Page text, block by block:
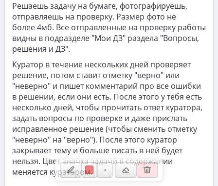
ДЗ с куратором (показательные)
5. Логарифмические неравенства
ДЗ с куратором (логарифмы)
6. Логарифмы с переменным основанием и
метод рационализации
Решаешь задачу на бумаге, фотографируешь,
отправляешь на проверку. Размер фото не
более 4мб. Все отправленные на проверку работы
видны в подразделе "Мои ДЗ" раздела "Вопросы,
решения и ДЗ".
Куратор в течение нескольких дней проверяет
решение, потом ставит отметку "верно" или
"неверно" и пишет комментарий про все ошибки
в решении, если они есть. После этого у тебя есть
несколько дней, чтобы прочитать ответ куратора,
задать вопросы по проверке и даже прислать
исправленное решение (чтобы сменить отметку
"неверно" на "верно"). После этого куратор
закрывает тему и больше писать в ней будет
нельзя. Цвет значка задачи в содержании
меняется куратором.